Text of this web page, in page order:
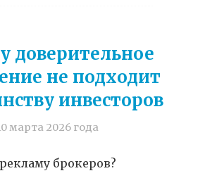
доверительное
не подходит
инвесторов
марта 2026 года
брокеров?